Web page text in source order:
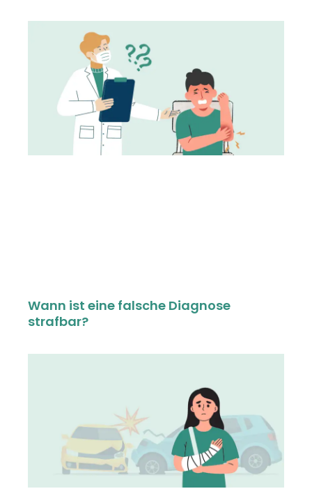
Wann ist eine falsche Diagnose
strafbar?